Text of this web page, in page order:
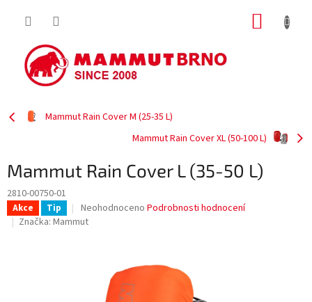
Mammut Rain Cover M (25-35 L)
Mammut Rain Cover XL (50-100 L)
Mammut Rain Cover L (35-50 L)
2810-00750-01
Akce Tip
Průměrné
hodnocení
Neohodnoceno Podrobnosti hodnocení
Značka: Mammut